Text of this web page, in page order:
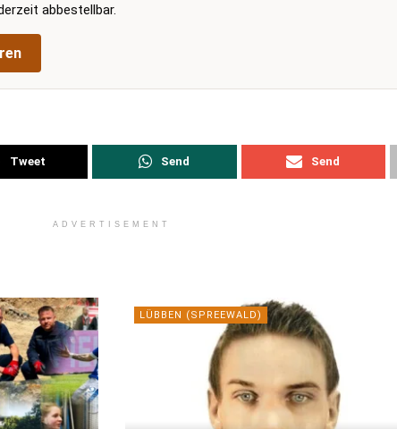
abbestellbar.
Tweet Send Send
ADVERTISEMENT
LÜBBEN (SPREEWALD)